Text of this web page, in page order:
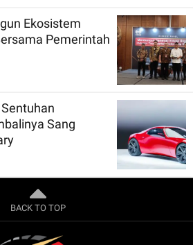
Ekosistem
Pemerintah
Sang
BACK TO TOP